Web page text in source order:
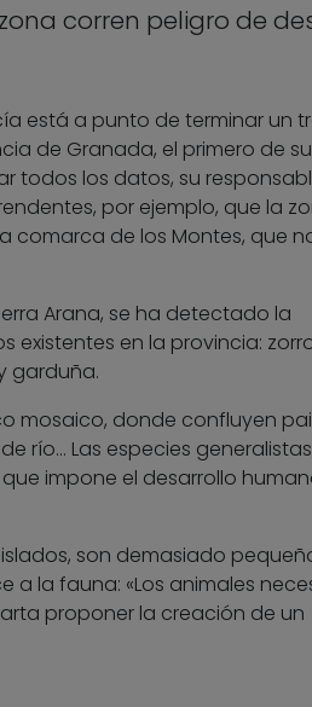
corren peligro de
está a punto de terminar un
de Granada, el primero de
todos los datos, su
por ejemplo, que la
comarca de los Montes, que
Arana, se ha detectado la
existentes en la provincia:
garduña.
mosaico, donde confluyen
río… Las especies
impone el desarrollo
son demasiado
a la fauna: «Los animales
proponer la creación de un